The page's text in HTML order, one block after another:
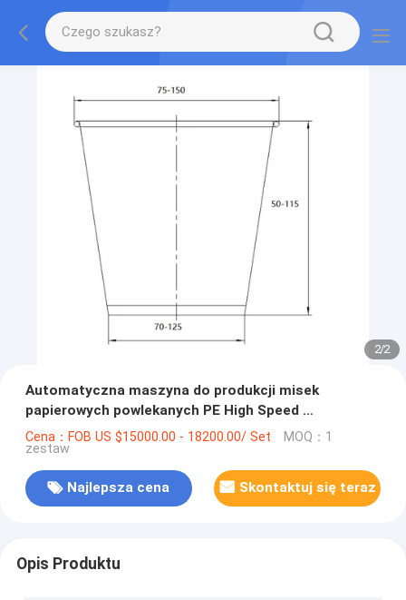
2/2
Automatyczna maszyna do produkcji misek
papierowych powlekanych PE High Speed ​​​​
Inteligentny
Cena：FOB US $15000.00 - 18200.00/ Set MOQ：1
zestaw
Najlepsza cena Skontaktuj się teraz
Opis Produktu